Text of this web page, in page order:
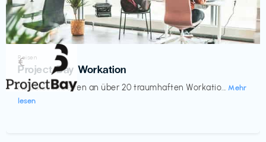
Reisen
Project Bay Workation
flexibles Arbeiten an über 20 traumhaften Workatio... Mehr
lesen
€‎